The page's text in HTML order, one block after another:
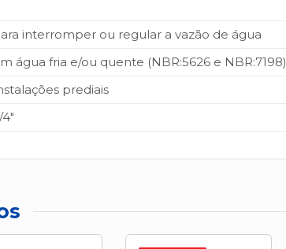
interromper ou regular a vazão de água
água fria e/ou quente (NBR:5626 e NBR:7198)
prediais